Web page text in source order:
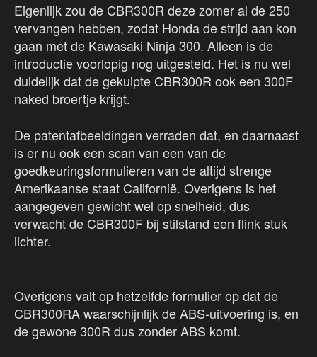
Eigenlijk zou de CBR300R deze zomer al de 250
vervangen hebben, zodat Honda de strijd aan kon
gaan met de Kawasaki Ninja 300. Alleen is de
introductie voorlopig nog uitgesteld. Het is nu wel
duidelijk dat de gekuipte CBR300R ook een 300F
naked broertje krijgt.
De patentafbeeldingen verraden dat, en daarnaast
is er nu ook een scan van een van de
goedkeuringsformulieren van de altijd strenge
Amerikaanse staat Californië. Overigens is het
aangegeven gewicht wel op snelheid, dus
verwacht de CBR300F bij stilstand een flink stuk
lichter.
Overigens valt op hetzelfde formulier op dat de
CBR300RA waarschijnlijk de ABS-uitvoering is, en
de gewone 300R dus zonder ABS komt.